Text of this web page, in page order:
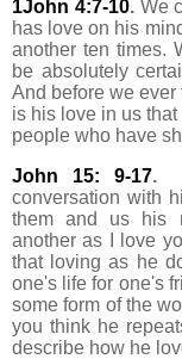
1John 4:7-10.We
has love on his
another ten times.
be absolutely
And before we ever
is his love in us
people who have
John 15: 9-17.
conversation with
them and us his
another as I love
that loving as he
one's life for one's
some form of the
you think he
describe how he